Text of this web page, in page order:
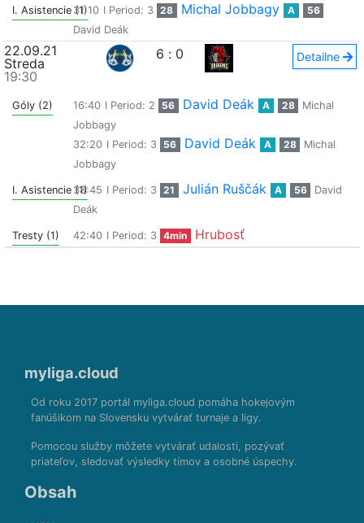
I. Asistencie (1)31:10 I Period: 3 28 Michal Jobbagy A
56
David Deák
22.09.21
Streda
19:30
6 : 0 Detailne
Góly (2) 16:40 I Period: 2 56 David Deák A 28
Michal
Jobbagy
32:20 I Period: 3 56 David Deák A 28
Michal
Jobbagy
I. Asistencie (1)38:45 I Period: 3 21 Julián Ruščák A 56
David
Deák
Tresty (1) 42:40 I Period: 3 4min Hrubosť
myliga.cloud
Od roku 2017 portál myliga.cloud pomáha hokejovým
fanúšikom na Slovensku vytvárať turnaje a ligy.
Pomocou služby môžete vytvárať udalosti, pozývať
priateľov, sledovať výsledky tímov a osobné úspechy.
Obsah